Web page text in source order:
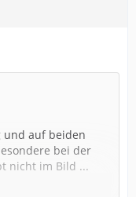
und auf beiden
bei der
nicht im Bild ...